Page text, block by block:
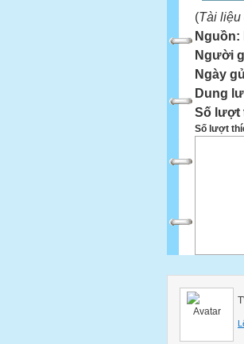
(Tài
Nguồn:
Người
Ngày
Dung
Số lượt
Số lượt